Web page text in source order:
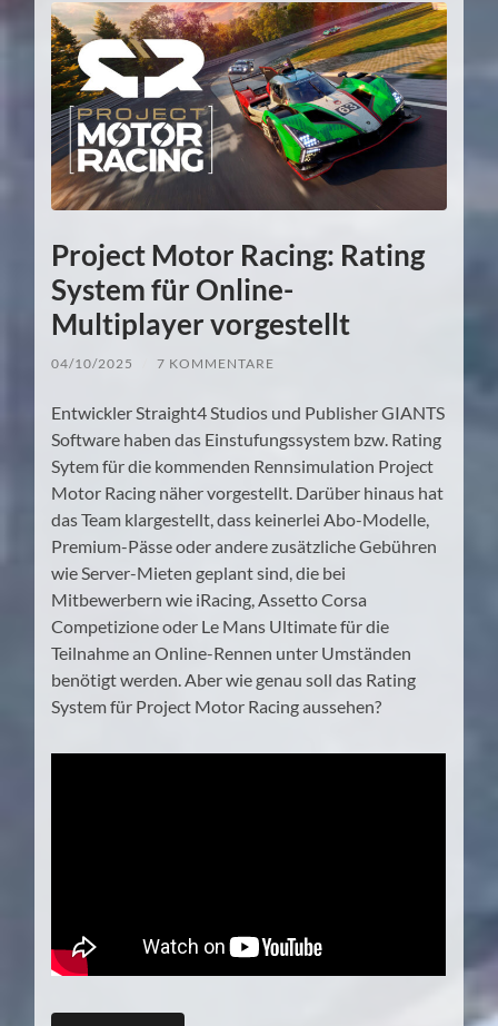
Project Motor Racing: Rating
System für Online-
Multiplayer vorgestellt
04/10/2025 7 KOMMENTARE
Entwickler Straight4 Studios und Publisher GIANTS
Software haben das Einstufungssystem bzw. Rating
Sytem für die kommenden Rennsimulation Project
Motor Racing näher vorgestellt. Darüber hinaus hat
das Team klargestellt, dass keinerlei Abo-Modelle,
Premium-Pässe oder andere zusätzliche Gebühren
wie Server-Mieten geplant sind, die bei
Mitbewerbern wie iRacing, Assetto Corsa
Competizione oder Le Mans Ultimate für die
Teilnahme an Online-Rennen unter Umständen
benötigt werden. Aber wie genau soll das Rating
System für Project Motor Racing aussehen?